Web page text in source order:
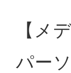
【メ
パー